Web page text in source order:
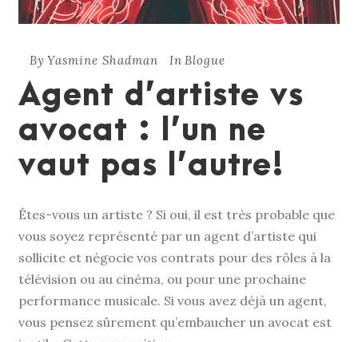
By Yasmine Shadman In Blogue
Agent d’artiste vs
avocat : l’un ne
vaut pas l’autre!
Êtes-vous un artiste ? Si oui, il est très probable que
vous soyez représenté par un agent d’artiste qui
sollicite et négocie vos contrats pour des rôles à la
télévision ou au cinéma, ou pour une prochaine
performance musicale. Si vous avez déjà un agent,
vous pensez sûrement qu’embaucher un avocat est